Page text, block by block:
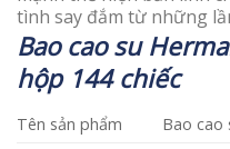
tình say đắm từ những
Bao cao su
hộp 144 chiếc
Tên sản phẩm Bao cao